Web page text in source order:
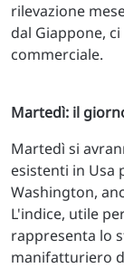
rilevazione
dal Giappone,
commerciale.
Martedì: il
Martedì si
esistenti in Usa
Washington,
L'indice, utile
rappresenta lo
manifatturiero